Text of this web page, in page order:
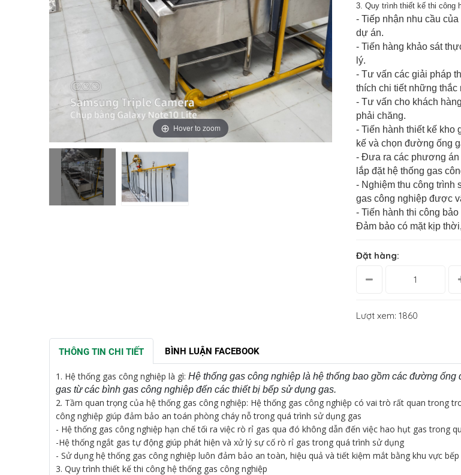
Hover to zoom
3. Quy trình thiết kế thi công
- Tiếp nhận nhu cầu
dự án.
- Tiến hàng khảo sát
lý.
- Tư vấn các giải pháp
thích chi tiết những thắc
- Tư vấn cho khách
phải chăng.
- Tiến hành thiết kế kho
kế và chọn đường ống
- Đưa ra các phương án
lắp đặt hệ thống gas
- Nghiệm thu công trình
gas công nghiệp được
- Tiến hành thi công
Đảm bảo có mặt kịp
Đặt hàng:
Lượt xem: 1860
THÔNG TIN CHI TIẾT BÌNH LUẬN FACEBOOK
1. Hệ thống gas công nghiệp là gì: Hệ thống gas công nghiệp là hệ thống bao gồm các đường
gas từ các bình gas công nghiệp đến các thiết bị bếp sử dụng gas.
2. Tầm quan trọng của hệ thống gas công nghiệp: Hệ thống gas công nghiệp có vai trò rất quan trong
công nghiệp giúp đảm bảo an toán phòng cháy nỗ trong quá trình sử dụng gas
- Hệ thống gas công nghiệp hạn chế tối ra việc rò rỉ gas qua đó không dẫn đến việc hao hụt gas trong
-Hệ thống ngắt gas tự động giúp phát hiện và xử lý sự cố rò rỉ gas trong quá trình sử dụng
- Sử dụng hệ thống gas công nghiệp luôn đảm bảo an toàn, hiệu quả và tiết kiệm mắt bằng khu vực bếp
3. Quy trình thiết kế thi công hệ thống gas công nghiệp